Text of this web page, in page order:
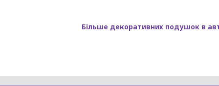
Більше декоративних подушок в